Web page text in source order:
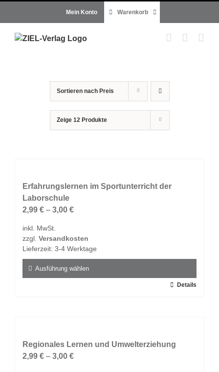
Mein Konto Warenkorb
Sortieren nach Preis
Zeige 12 Produkte
Erfahrungslernen im Sportunterricht der
Laborschule
2,99 € – 3,00 €
inkl. MwSt.
zzgl. Versandkosten
Lieferzeit: 3-4 Werktage
Ausführung wählen
auf.
Die
Details
Regionales Lernen und Umwelterziehung
2,99 € – 3,00 €